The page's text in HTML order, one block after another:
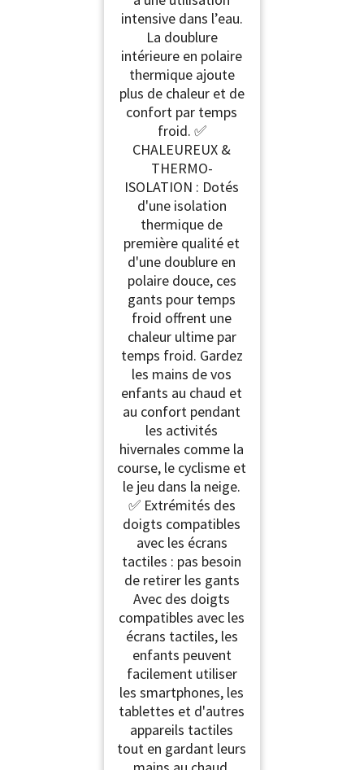
intensive dans l’eau.
La doublure
intérieure en polaire
thermique ajoute
plus de chaleur et de
confort par temps
froid. ✅
CHALEUREUX &
THERMO-
ISOLATION : Dotés
d'une isolation
thermique de
première qualité et
d'une doublure en
polaire douce, ces
gants pour temps
froid offrent une
chaleur ultime par
temps froid. Gardez
les mains de vos
enfants au chaud et
au confort pendant
les activités
hivernales comme la
course, le cyclisme et
le jeu dans la neige.
✅ Extrémités des
doigts compatibles
avec les écrans
tactiles : pas besoin
de retirer les gants
Avec des doigts
compatibles avec les
écrans tactiles, les
enfants peuvent
facilement utiliser
les smartphones, les
tablettes et d'autres
appareils tactiles
tout en gardant leurs